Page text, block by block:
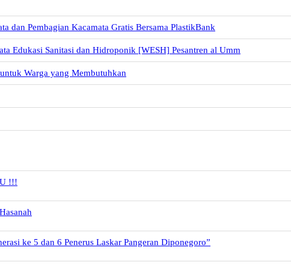
dan Pembagian Kacamata Gratis Bersama PlastikBank
Edukasi Sanitasi dan Hidroponik [WESH] Pesantren al Umm
Warga yang Membutuhkan
!!!
ke 5 dan 6 Penerus Laskar Pangeran Diponegoro”